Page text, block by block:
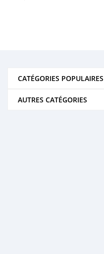
CATÉGORIES POPULAIRES
AUTRES CATÉGORIES